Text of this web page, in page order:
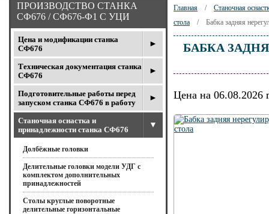
ПРОИЗВОДСТВО СТАНКА
СФ676 / СФ676-Ф1 С УЦИ
Цена и модификации станка
СФ676
Техническая документация станка
СФ676
Подготовительные работы перед
запуском станка СФ676 в работу
Станочная оснастка и
принадлежности станка СФ676
Долбёжные головки
Делительные головки модели УДГ с
комплектом дополнительных
принадлежностей
Столы круглые поворотные
делительные горизонтальные
Главная / Станочная
стола / Бабка задняя
БАБКА
Цена на 06.08.2026